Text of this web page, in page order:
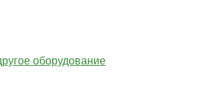
оборудование